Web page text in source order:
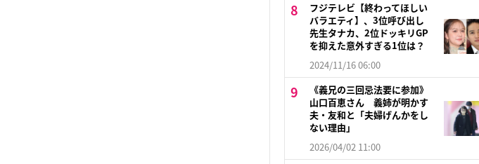
フジテレビ【終わってほしい
バラエティ】、3位呼び出し
先生タナカ、2位ドッキリGP
を抑えた意外すぎる1位は？
2024/11/16 06:00
《義兄の三回忌法要に参加》
山口百恵さん 義姉が明かす
夫・友和と「夫婦げんかをし
ない理由」
2026/04/02 11:00